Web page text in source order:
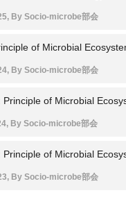
, By Socio-microbe部会
of Microbial
, By Socio-microbe部会
of Microbial
, By Socio-microbe部会
of Microbial
, By Socio-microbe部会